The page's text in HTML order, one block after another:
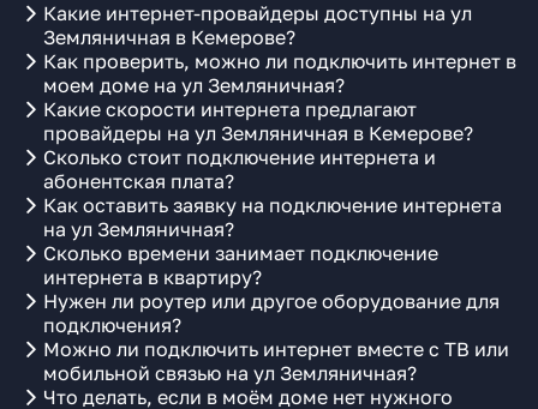
Какие интернет-провайдеры доступны на ул
Земляничная в Кемерове?
Как проверить, можно ли подключить интернет в
моем доме на ул Земляничная?
Какие скорости интернета предлагают
провайдеры на ул Земляничная в Кемерове?
Сколько стоит подключение интернета и
абонентская плата?
Как оставить заявку на подключение интернета
на ул Земляничная?
Сколько времени занимает подключение
интернета в квартиру?
Нужен ли роутер или другое оборудование для
подключения?
Можно ли подключить интернет вместе с ТВ или
мобильной связью на ул Земляничная?
Что делать, если в моём доме нет нужного